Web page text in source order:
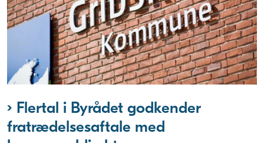
Flertal i Byrådet godkender
fratrædelsesaftale med